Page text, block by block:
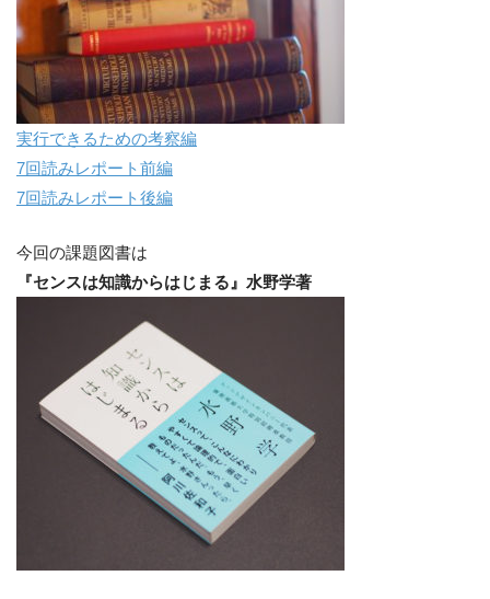
実行できるための考察編
7回読みレポート前編
7回読みレポート後編
今回の課題図書は
『センスは知識からはじまる』水野学著